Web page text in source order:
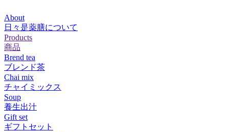
About
日々是薬膳について
Products
商品
Brend tea
ブレンド茶
Chai mix
チャイミックス
Soup
養生出汁
Gift set
ギフトセット